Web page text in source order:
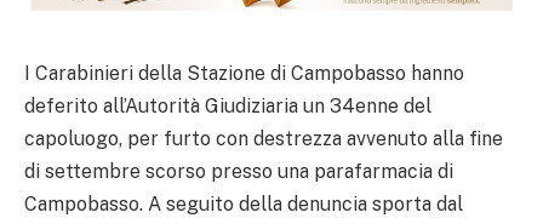
I Carabinieri della Stazione di Campobasso hanno
deferito all’Autorità Giudiziaria un 34enne del
capoluogo, per furto con destrezza avvenuto alla fine
di settembre scorso presso una parafarmacia di
Campobasso. A seguito della denuncia sporta dal